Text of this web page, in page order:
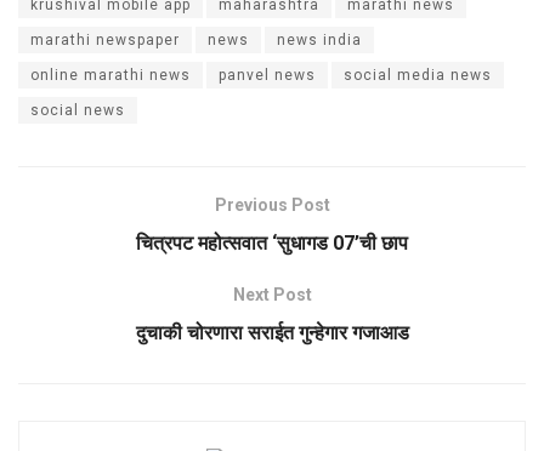
krushival mobile app maharashtra marathi news
marathi newspaper news news india
online marathi news panvel news social media news
social news
Previous Post
चित्रपट महोत्सवात ‌‘सुधागड 07’ची छाप
Next Post
दुचाकी चोरणारा सराईत गुन्हेगार गजाआड